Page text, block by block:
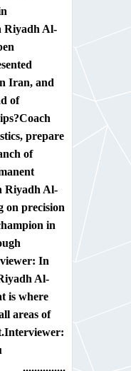
Riyadh Al-
Iran, and
of
Coach
prepare
of
Riyadh Al-
on precision
in
In
Al-
is where
areas of
Interviewer:
...............